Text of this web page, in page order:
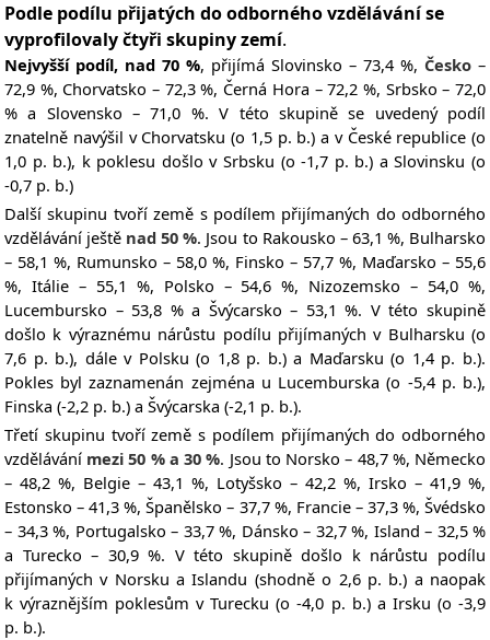
Podle podílu přijatých do odborného vzdělávání se
vyprofilovaly čtyři skupiny zemí.
Nejvyšší podíl, nad 70 %, přijímá Slovinsko – 73,4 %, Česko –
72,9 %, Chorvatsko – 72,3 %, Černá Hora – 72,2 %, Srbsko – 72,0
% a Slovensko – 71,0 %. V této skupině se uvedený podíl
znatelně navýšil v Chorvatsku (o 1,5 p. b.) a v České republice (o
1,0 p. b.), k poklesu došlo v Srbsku (o -1,7 p. b.) a Slovinsku (o
-0,7 p. b.)
Další skupinu tvoří země s podílem přijímaných do odborného
vzdělávání ještě nad 50 %. Jsou to Rakousko – 63,1 %, Bulharsko
– 58,1 %, Rumunsko – 58,0 %, Finsko – 57,7 %, Maďarsko – 55,6
%, Itálie – 55,1 %, Polsko – 54,6 %, Nizozemsko – 54,0 %,
Lucembursko – 53,8 % a Švýcarsko – 53,1 %. V této skupině
došlo k výraznému nárůstu podílu přijímaných v Bulharsku (o
7,6 p. b.), dále v Polsku (o 1,8 p. b.) a Maďarsku (o 1,4 p. b.).
Pokles byl zaznamenán zejména u Lucemburska (o -5,4 p. b.),
Finska (-2,2 p. b.) a Švýcarska (-2,1 p. b.).
Třetí skupinu tvoří země s podílem přijímaných do odborného
vzdělávání mezi 50 % a 30 %. Jsou to Norsko – 48,7 %, Německo
– 48,2 %, Belgie – 43,1 %, Lotyšsko – 42,2 %, Irsko – 41,9 %,
Estonsko – 41,3 %, Španělsko – 37,7 %, Francie – 37,3 %, Švédsko
– 34,3 %, Portugalsko – 33,7 %, Dánsko – 32,7 %, Island – 32,5 %
a Turecko – 30,9 %. V této skupině došlo k nárůstu podílu
přijímaných v Norsku a Islandu (shodně o 2,6 p. b.) a naopak
k výraznějším poklesům v Turecku (o -4,0 p. b.) a Irsku (o -3,9
p. b.).